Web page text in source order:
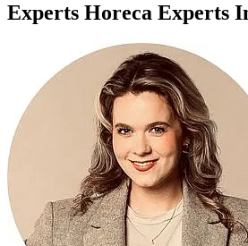
Experts Horeca Experts